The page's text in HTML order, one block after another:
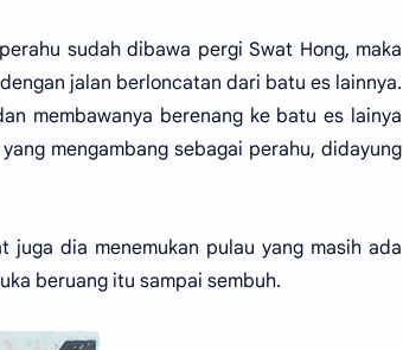
sudah dibawa pergi Swat Hong, maka
jalan berloncatan dari batu es lainnya.
membawanya berenang ke batu es lainya
mengambang sebagai perahu, didayung
juga dia menemukan pulau yang masih ada
beruang itu sampai sembuh.